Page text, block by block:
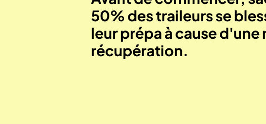
50% des traileurs se
leur prépa à cause d'une
récupération.